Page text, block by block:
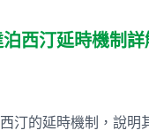
泊西汀延時機制
汀的延時機制，說